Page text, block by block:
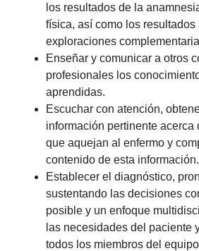
los resultados de la
física, así como los
exploraciones
Enseñar y comunicar a otros
profesionales los
aprendidas.
Escuchar con atención,
información pertinente acerca
que aquejan al enfermo y
contenido de esta información.
Establecer el diagnóstico,
sustentando las decisiones
posible y un enfoque
las necesidades del paciente
todos los miembros del